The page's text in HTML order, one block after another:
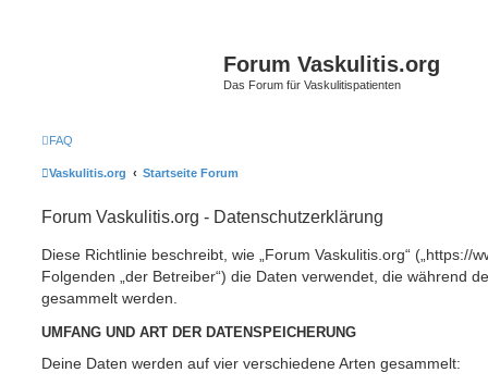
Forum Vaskulitis.org
Das Forum für Vaskulitispatienten
FAQ
Vaskulitis.org Startseite Forum
Forum Vaskulitis.org - Datenschutzerklärung
Diese Richtlinie beschreibt, wie „Forum Vaskulitis.org“ („https://
Folgenden „der Betreiber“) die Daten verwendet, die während
gesammelt werden.
UMFANG UND ART DER DATENSPEICHERUNG
Deine Daten werden auf vier verschiedene Arten gesammelt: